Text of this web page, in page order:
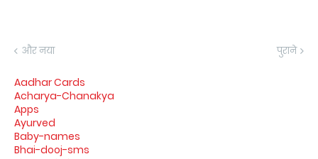
और नया पुराने
Aadhar Cards
Acharya-Chanakya
Apps
Ayurved
Baby-names
Bhai-dooj-sms